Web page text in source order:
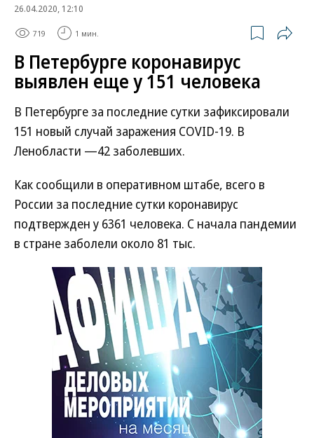
26.04.2020, 12:10
719 1 мин.
В Петербурге коронавирус
выявлен еще у 151 человека
В Петербурге за последние сутки зафиксировали
151 новый случай заражения COVID-19. В
Ленобласти —42 заболевших.
Как сообщили в оперативном штабе, всего в
России за последние сутки коронавирус
подтвержден у 6361 человека. С начала пандемии
в стране заболели около 81 тыс.